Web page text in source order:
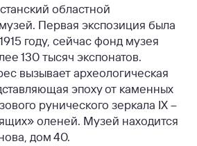
областной
Первая экспозиция была
году, сейчас фонд музея
130 тысяч экспонатов.
вызывает археологическая
эпоху от каменных
рунического зеркала IX –
оленей. Музей находится
дом 40.